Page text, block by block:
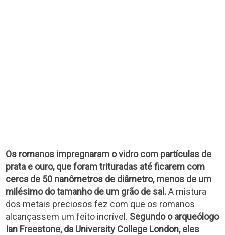
Os romanos impregnaram o vidro com partículas de
prata e ouro, que foram trituradas até ficarem com
cerca de 50 nanômetros de diâmetro, menos de um
milésimo do tamanho de um grão de sal.A mistura
dos metais preciosos fez com que os romanos
alcançassem um feito incrível. Segundo o arqueólogo
Ian Freestone, da University College London, eles